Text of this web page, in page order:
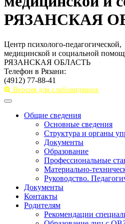
РЯЗАНСКАЯ
Центр психолого-педагогической,
медицинской и социальной
РЯЗАНСКАЯ ОБЛАСТЬ
Телефон в Рязани:
(4912) 77-88-41
Версия для слабовидящих
Toggle
navigationОбщие сведения
Основные сведения
Структура и органы
Документы
Образование
Профессиональные
Материально-
Руководство.
Документы
Контакты
Родителям
Рекомендации